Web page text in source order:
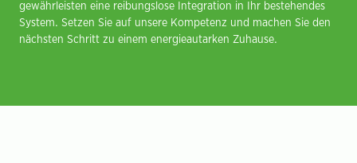
gewährleisten eine reibungslose Integration in Ihr bestehendes
System. Setzen Sie auf unsere Kompetenz und machen Sie den
nächsten Schritt zu einem energieautarken Zuhause.